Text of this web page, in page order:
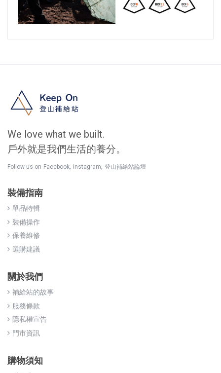
We love what we built.
戶外就是我們生活的養分。
Follow us on Facebook, Instagram, 登山補給站論壇
裝備指南
單品特輯
裝備操作
保養維修
選購建議
關於我們
補給站的故事
服務條款
隱私權宣告
門市資訊
購物須知